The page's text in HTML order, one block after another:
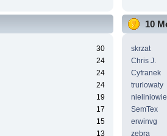
30
24
24
24
19
17
15
13
10
skrzat
Chris J.
Cyfranek
trurlowaty
SemTex
erwinvg
zebra